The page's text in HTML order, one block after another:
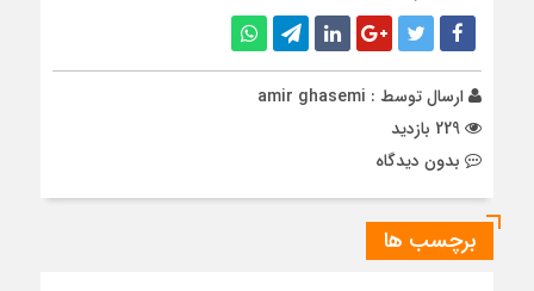
ارسال توسط : amir ghasemi
بدون دیدگاه
برچسب ها